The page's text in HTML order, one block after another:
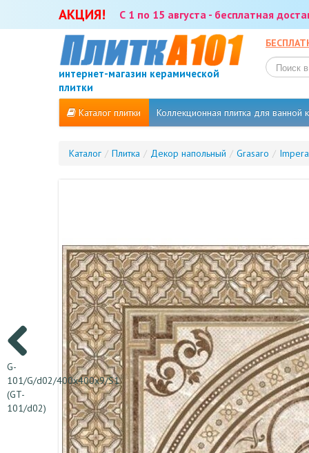
АКЦИЯ! С 1 по 15 августа - бесплатная
интернет-магазин керамической
плитки
Каталог плитки Коллекционная плитка для ванной
Каталог / Плитка / Декор напольный / Grasaro /
G-
101/G/d02/400x400x9/S1
(GT-
101/d02)